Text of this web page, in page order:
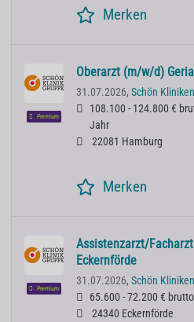
Merken
Premium
Oberarzt (m/w/d)
31.07.2026, Schön Kliniken
108.100 - 124.800 €
Jahr
22081 Hamburg
Merken
Premium
Assistenzarzt/
Eckernförde
31.07.2026, Schön Kliniken
65.600 - 72.200 €
24340 Eckernförde